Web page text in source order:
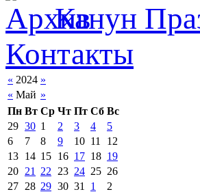
Канун
Контакты
« 2024 »
« Май »
Пн Вт Ср Чт Пт Сб Вс
29 30 1 2 3 4
5
6
7 8 9 10 11
12
13 14 15 16 17 18 19
20 21 22 23 24 25 26
27 28 29 30 31 1 2